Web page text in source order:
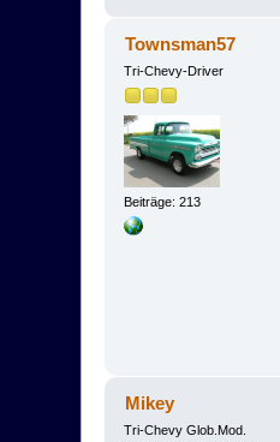
Townsman57
Tri-Chevy-Driver
Beiträge: 213
Mikey
Tri-Chevy Glob.Mod.